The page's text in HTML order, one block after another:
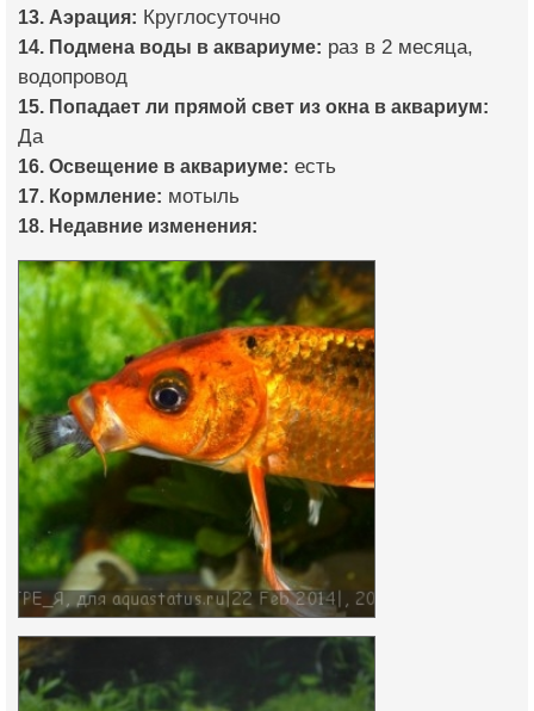
13. Аэрация: Круглосуточно
14. Подмена воды в аквариуме: раз в 2 месяца,
водопровод
15. Попадает ли прямой свет из окна в аквариум:
Да
16. Освещение в аквариуме: есть
17. Кормление: мотыль
18. Недавние изменения: